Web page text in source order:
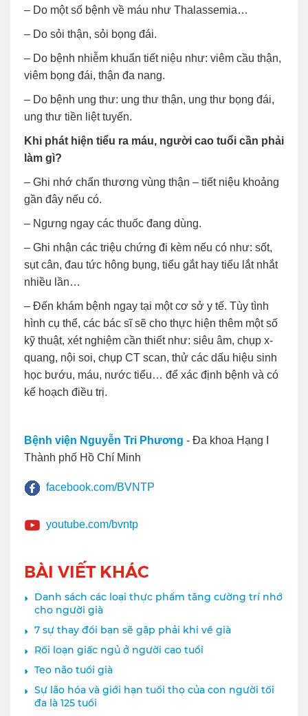
– Do một số bệnh về máu như Thalassemia…
– Do sỏi thận, sỏi bọng đái.
– Do bệnh nhiễm khuẩn tiết niệu như: viêm cầu thận,
viêm bọng đái, thận đa nang.
– Do bệnh ung thư: ung thư thận, ung thư bọng đái,
ung thư tiền liệt tuyến.
Khi phát hiện tiểu ra máu, người cao tuổi cần phải
làm gì?
– Ghi nhớ chấn thương vùng thận – tiết niệu khoảng
gần đây nếu có.
– Ngưng ngay các thuốc đang dùng.
– Ghi nhận các triệu chứng đi kèm nếu có như: sốt,
sụt cân, đau tức hông bụng, tiểu gắt hay tiểu lắt nhắt
nhiều lần…
– Đến khám bệnh ngay tại một cơ sở y tế. Tùy tình
hình cụ thể, các bác sĩ sẽ cho thực hiện thêm một số
kỹ thuật, xét nghiệm cần thiết như: siêu âm, chụp x-
quang, nội soi, chụp CT scan, thử các dấu hiệu sinh
học bướu, máu, nước tiểu… để xác định bệnh và có
kế hoạch điều trị.
Bệnh viện Nguyễn Tri Phương - Đa khoa Hạng I
Thành phố Hồ Chí Minh
facebook.com/BVNTP
youtube.com/bvntp
BÀI VIẾT KHÁC
Danh sách các loại thực phẩm tăng cường trí nhớ
cho người già
7 sự thay đổi bạn sẽ gặp phải khi về già
Rối loạn giấc ngủ ở người cao tuổi
Teo não tuổi già
Sự lão hóa và giới hạn tuổi thọ của con người tối
đa là 125 tuổi